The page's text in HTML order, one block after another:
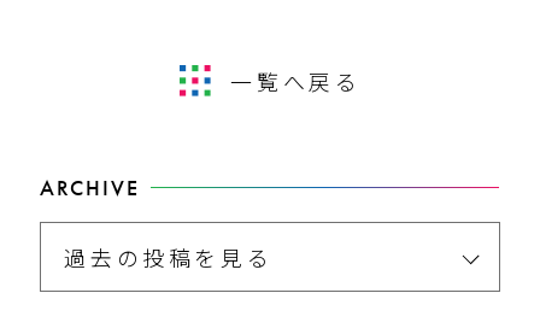
一覧へ戻る
ARCHIVE
過去の投稿を見る